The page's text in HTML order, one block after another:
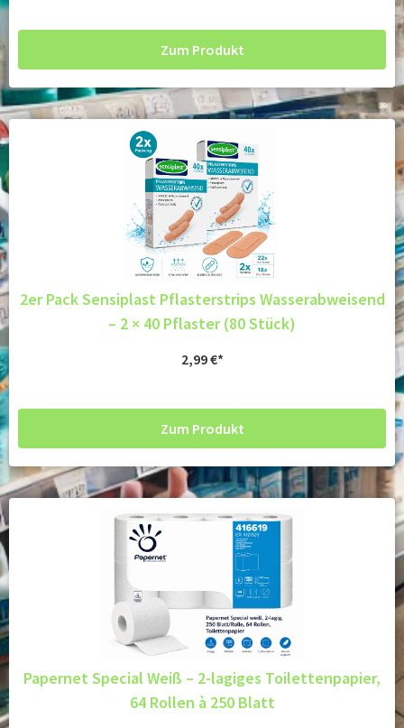
Zum Produkt
2er Pack Sensiplast Pflasterstrips Wasserabweisend
– 2 × 40 Pflaster (80 Stück)
2,99€
Zum Produkt
Papernet Special Weiß – 2-lagiges Toilettenpapier,
64 Rollen à 250 Blatt